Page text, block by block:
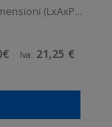
(LxAxP):
Iva: 21,25 €